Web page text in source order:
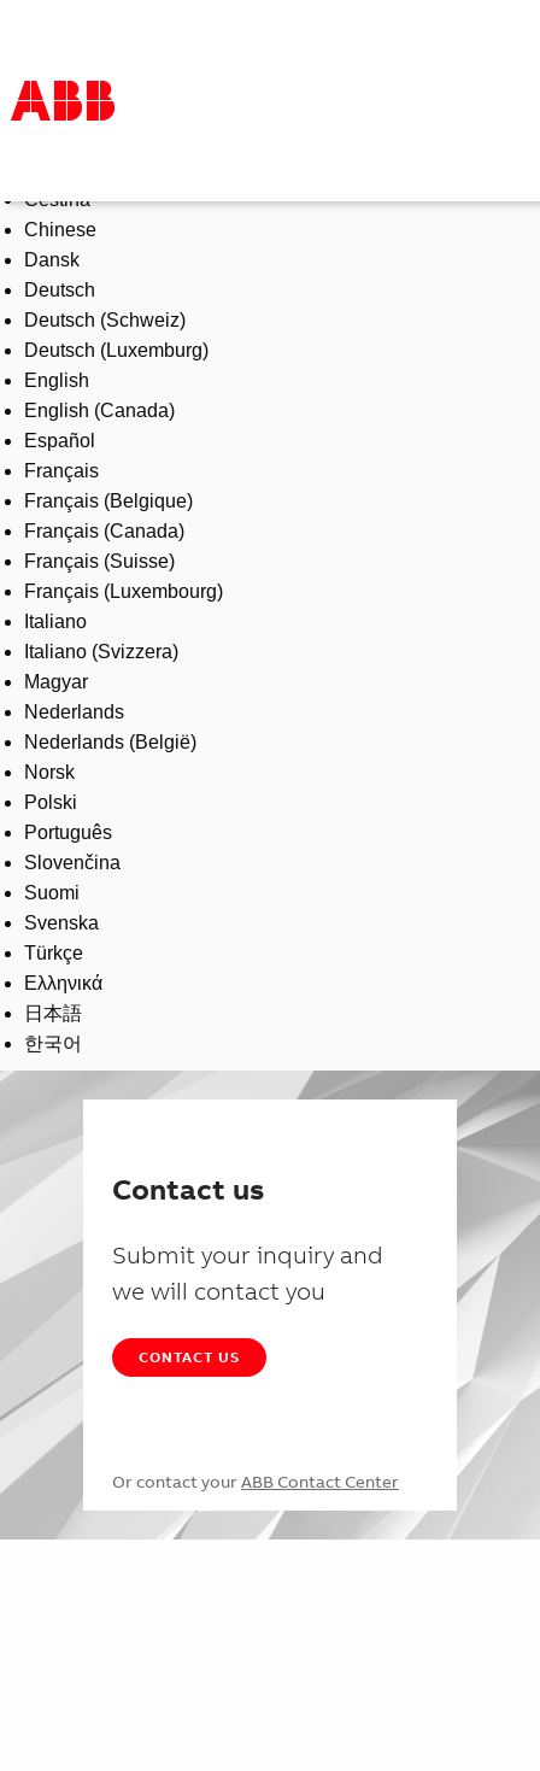
Products & Solutions
Industries
Services
About us
Where to buy
Contact us
Careers
Čeština
Chinese
Dansk
Deutsch
Deutsch (Schweiz)
Deutsch (Luxemburg)
English
English (Canada)
Español
Français
Français (Belgique)
Français (Canada)
Français (Suisse)
Français (Luxembourg)
Italiano
Italiano (Svizzera)
Magyar
Nederlands
Nederlands (België)
Norsk
Polski
Português
Slovenčina
Suomi
Svenska
Türkçe
Ελληνικά
日本語
한국어
Contact us
Submit your inquiry and
we will contact you
CONTACT US
Or contact your ABB Contact Center